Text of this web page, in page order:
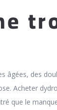
âgées, des
Acheter
que le